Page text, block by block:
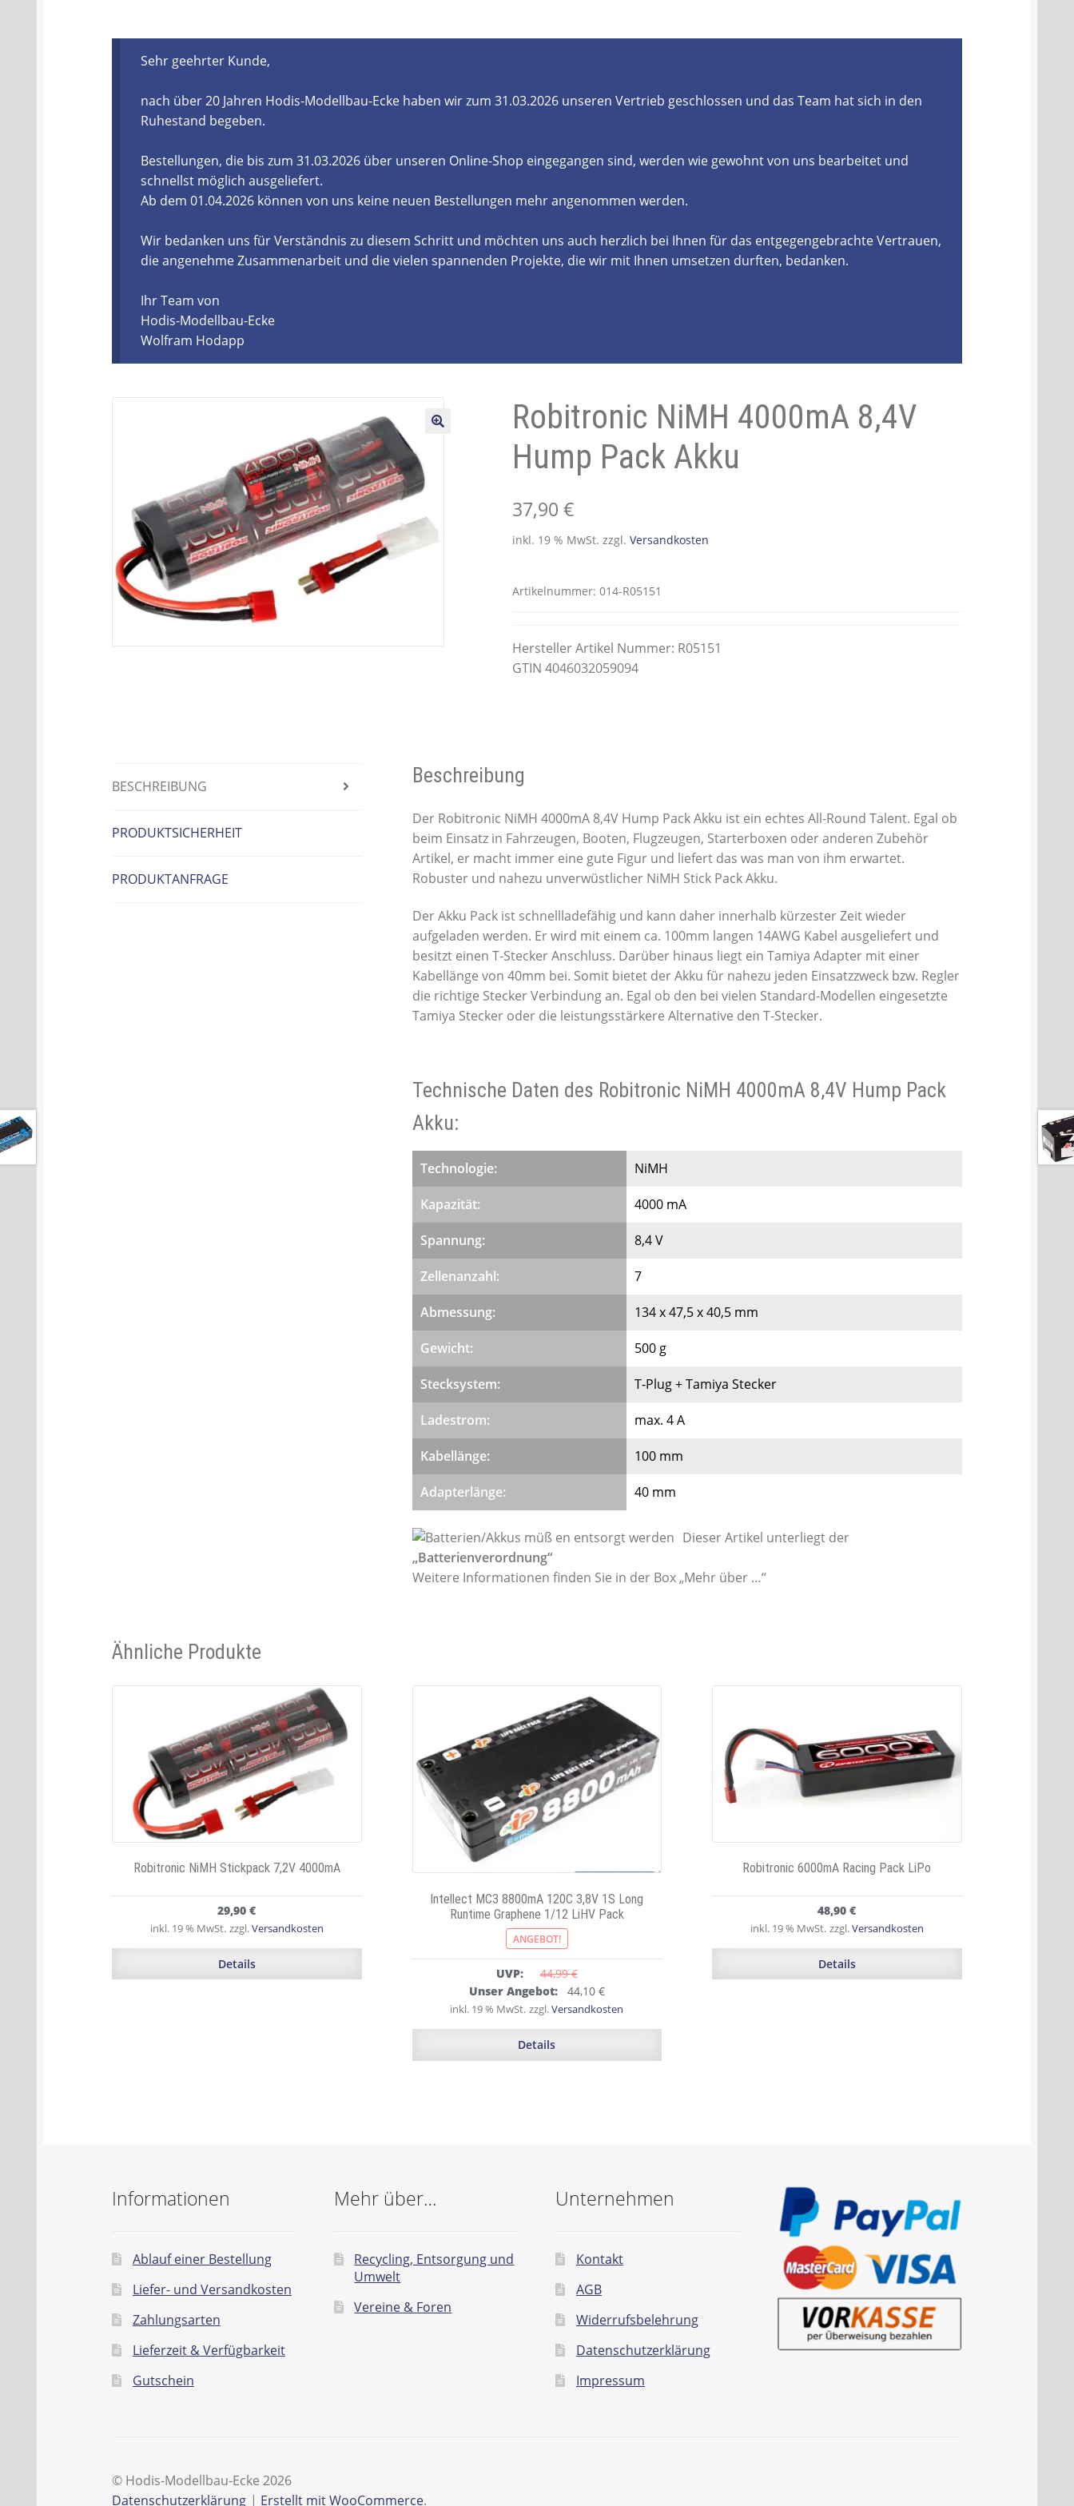
Öle- und Schmierstoff Verordnung
Datenschutzerklärung Impressum
Sehr geehrter Kunde,
nach über 20 Jahren Hodis-Modellbau-Ecke haben wir zum 31.03.2026 unseren Vertrieb geschlossen und das Team hat sich in den
Ruhestand begeben.
Bestellungen, die bis zum 31.03.2026 über unseren Online-Shop eingegangen sind, werden wie gewohnt von uns bearbeitet und
schnellst möglich ausgeliefert.
Ab dem 01.04.2026 können von uns keine neuen Bestellungen mehr angenommen werden.
Wir bedanken uns für Verständnis zu diesem Schritt und möchten uns auch herzlich bei Ihnen für das entgegengebrachte Vertrauen,
die angenehme Zusammenarbeit und die vielen spannenden Projekte, die wir mit Ihnen umsetzen durften, bedanken.
Ihr Team von
Hodis-Modellbau-Ecke
Wolfram Hodapp
Robitronic NiMH 4000mA 8,4V
Hump Pack Akku
37,90 €
inkl. 19 % MwSt. zzgl. Versandkosten
Hersteller Artikel Nummer: R05151
GTIN 4046032059094
Artikelnummer: 014-R05151
BESCHREIBUNG
PRODUKTSICHERHEIT
PRODUKTANFRAGE
Beschreibung
Der Robitronic NiMH 4000mA 8,4V Hump Pack Akku ist ein echtes All-Round Talent. Egal ob
beim Einsatz in Fahrzeugen, Booten, Flugzeugen, Starterboxen oder anderen Zubehör
Artikel, er macht immer eine gute Figur und liefert das was man von ihm erwartet.
Robuster und nahezu unverwüstlicher NiMH Stick Pack Akku.
Der Akku Pack ist schnellladefähig und kann daher innerhalb kürzester Zeit wieder
aufgeladen werden. Er wird mit einem ca. 100mm langen 14AWG Kabel ausgeliefert und
besitzt einen T-Stecker Anschluss. Darüber hinaus liegt ein Tamiya Adapter mit einer
Kabellänge von 40mm bei. Somit bietet der Akku für nahezu jeden Einsatzzweck bzw. Regler
die richtige Stecker Verbindung an. Egal ob den bei vielen Standard-Modellen eingesetzte
Tamiya Stecker oder die leistungsstärkere Alternative den T-Stecker.
Technische Daten des Robitronic NiMH 4000mA 8,4V Hump Pack
Akku:
Technologie: NiMH
Kapazität: 4000 mA
Spannung: 8,4 V
Zellenanzahl: 7
Abmessung: 134 x 47,5 x 40,5 mm
Gewicht: 500 g
Stecksystem: T-Plug + Tamiya Stecker
Ladestrom: max. 4 A
Kabellänge: 100 mm
Adapterlänge: 40 mm
Dieser Artikel unterliegt der
„Batterienverordnung“
Weitere Informationen finden Sie in der Box „Mehr über …“
Ähnliche Produkte
Robitronic NiMH Stickpack 7,2V 4000mA
29,90€
inkl. 19 % MwSt. zzgl.Versandkosten
Details
Intellect MC3 8800mA 120C 3,8V 1S Long
Runtime Graphene 1/12 LiHV Pack
ANGEBOT!
UVP: 44,99 €
Ursprünglicher
Preis
war:
Unser Angebot: 44,10€Aktueller
Preis
ist:
inkl. 19 % MwSt. zzgl.Versandkosten
Details
Robitronic 6000mA Racing Pack LiPo
48,90€
inkl. 19 % MwSt. zzgl.Versandkosten
Details
Informationen
Ablauf einer Bestellung
Liefer- und Versandkosten
Zahlungsarten
Lieferzeit & Verfügbarkeit
Gutschein
Mehr über…
Recycling, Entsorgung und
Umwelt
Vereine & Foren
Unternehmen
Kontakt
AGB
Widerrufsbelehrung
Datenschutzerklärung
Impressum
© Hodis-Modellbau-Ecke 2026
Datenschutzerklärung
Erstellt mit WooCommerce.